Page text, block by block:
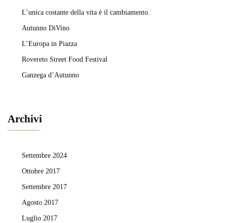
L’unica costante della vita è il cambiamento.
Autunno DiVino
L’Europa in Piazza
Rovereto Street Food Festival
Ganzega d’Autunno
Archivi
Settembre 2024
Ottobre 2017
Settembre 2017
Agosto 2017
Luglio 2017